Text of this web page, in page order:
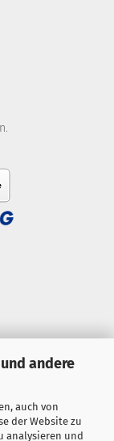
andere
auch von
der Website zu
analysieren und